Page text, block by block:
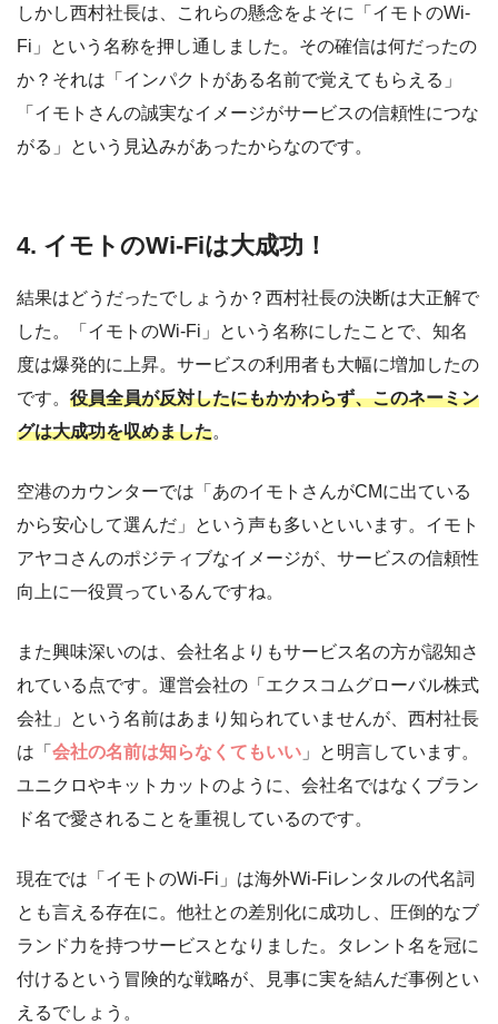
しかし西村社長は、これらの懸念をよそに「イモトのWi-
Fi」という名称を押し通しました。その確信は何だったの
か？それは「インパクトがある名前で覚えてもらえる」
「イモトさんの誠実なイメージがサービスの信頼性につな
がる」という見込みがあったからなのです。
4. イモト のWi-Fiは大成功 ！
結果はどうだったでしょうか？西村社長の決断は大正解で
した。「イモトのWi-Fi」という名称にしたことで、知名
度は爆発的に上昇。サービスの利用者も大幅に増加したの
です。 役員全員が反対したにもかかわらず、このネーミン
グは大成功を収めました。
空港のカウンターでは「あのイモトさんがCMに出ている
から安心して選んだ」という声も多いといいます。イモト
アヤコさんのポジティブなイメージが、サービスの信頼性
向上に一役買っているんですね。
また興味深いのは、会社名よりもサービス名の方が認知さ
れている点です。運営会社の「エクスコムグローバル株式
会社」という名前はあまり知られていませんが、西村社長
は「 会社の名前は知らなくてもいい 」と明言しています。
ユニクロやキットカットのように、会社名ではなくブラン
ド名で愛されることを重視しているのです。
現在では「イモトのWi-Fi」は海外Wi-Fiレンタルの代名詞
とも言える存在に。他社との差別化に成功し、圧倒的なブ
ランド力を持つサービスとなりました。タレント名を冠に
付けるという冒険的な戦略が、見事に実を結んだ事例とい
えるでしょう。